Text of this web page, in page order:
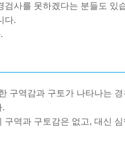
검사를 못하겠다는 분들도 있
다.
구역감과 구토가 나타나는
.
역과 구토감은 없고, 대신